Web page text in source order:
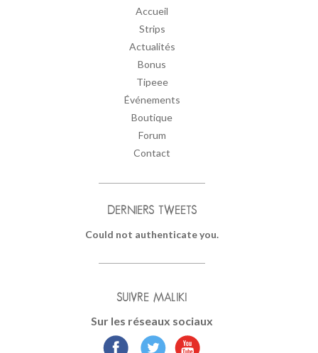
Accueil
Strips
Actualités
Bonus
Tipeee
Événements
Boutique
Forum
Contact
DERNIERS TWEETS
Could not authenticate you.
SUIVRE MALIKI
Sur les réseaux sociaux